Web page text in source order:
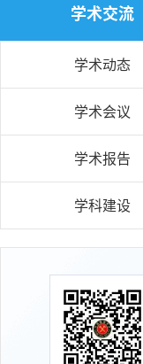
学术交流
学术动态
学术会议
学术报告
学科建设